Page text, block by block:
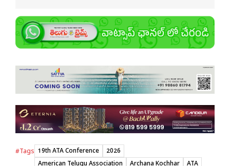
#Tags 19th ATA Conference
2026